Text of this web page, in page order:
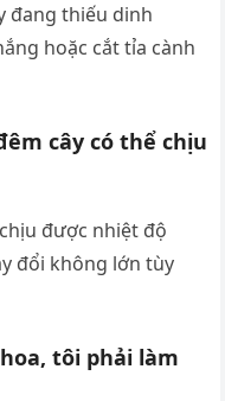
đang thiếu dinh
hoặc cắt tỉa cành
cây có thể chịu
được nhiệt độ
đổi không lớn tùy
tôi phải làm